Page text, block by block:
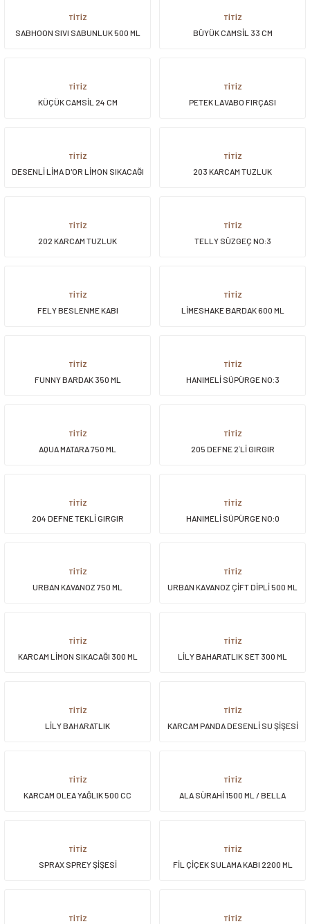
TİTİZ
SABHOON SIVI SABUNLUK 500 ML
TİTİZ
BÜYÜK CAMSİL 33 CM
TİTİZ
KÜÇÜK CAMSİL 24 CM
TİTİZ
PETEK LAVABO FIRÇASI
TİTİZ
DESENLİ LİMA D'OR LİMON SIKACAĞI
TİTİZ
203 KARCAM TUZLUK
TİTİZ
202 KARCAM TUZLUK
TİTİZ
TELLY SÜZGEÇ NO:3
TİTİZ
FELY BESLENME KABI
TİTİZ
LİMESHAKE BARDAK 600 ML
TİTİZ
FUNNY BARDAK 350 ML
TİTİZ
HANIMELİ SÜPÜRGE NO:3
TİTİZ
AQUA MATARA 750 ML
TİTİZ
205 DEFNE 2`Lİ GIRGIR
TİTİZ
204 DEFNE TEKLİ GIRGIR
TİTİZ
HANIMELİ SÜPÜRGE NO:0
TİTİZ
URBAN KAVANOZ 750 ML
TİTİZ
URBAN KAVANOZ ÇİFT DİPLİ 500 ML
TİTİZ
KARCAM LİMON SIKACAĞI 300 ML
TİTİZ
LİLY BAHARATLIK SET 300 ML
TİTİZ
LİLY BAHARATLIK
TİTİZ
KARCAM PANDA DESENLİ SU ŞİŞESİ
TİTİZ
KARCAM OLEA YAĞLIK 500 CC
TİTİZ
ALA SÜRAHİ 1500 ML / BELLA
TİTİZ
SPRAX SPREY ŞİŞESİ
TİTİZ
FİL ÇİÇEK SULAMA KABI 2200 ML
TİTİZ TİTİZ